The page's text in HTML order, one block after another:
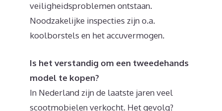
veiligheidsproblemen ontstaan.
Noodzakelijke inspecties zijn o.a.
koolborstels en het accuvermogen.
Is het verstandig om een tweedehands
model te kopen?
In Nederland zijn de laatste jaren veel
scootmobielen verkocht. Het gevolg?